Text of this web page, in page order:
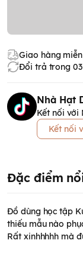
Giao hàng
Đổi trả trong
Nhà Hạt
Kết nối với
Kết nối
Đặc điểm
Đồ dùng học tập
thiếu mẫu nào
Rất xinhhhhh mà